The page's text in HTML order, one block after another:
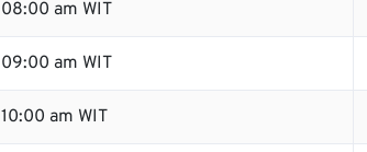
08:00 am WIT
09:00 am WIT
10:00 am WIT